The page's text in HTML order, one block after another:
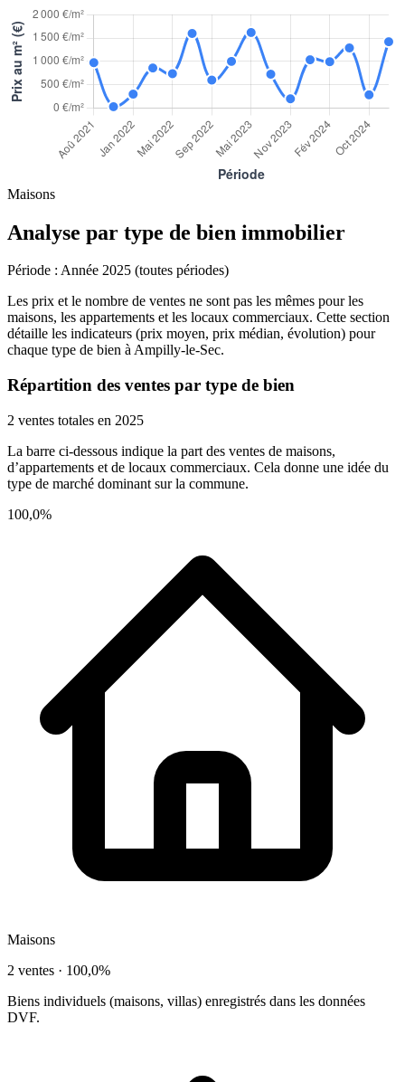
Maisons
Analyse par type de bien immobilier
Période : Année 2025 (toutes périodes)
Les prix et le nombre de ventes ne sont pas les mêmes pour les
maisons, les appartements et les locaux commerciaux. Cette section
détaille les indicateurs (prix moyen, prix médian, évolution) pour
chaque type de bien à Ampilly-le-Sec.
Répartition des ventes par type de bien
2 ventes totales en 2025
La barre ci-dessous indique la part des ventes de maisons,
d’appartements et de locaux commerciaux. Cela donne une idée du
type de marché dominant sur la commune.
100,0%
Maisons
2 ventes · 100,0%
Biens individuels (maisons, villas) enregistrés dans les données
DVF.